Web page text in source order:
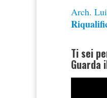
Arch.
Ti sei
Guarda